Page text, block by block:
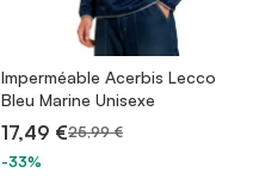
Imperméable Acerbis Lecco
Bleu Marine Unisexe
17,49 €25,99 €
-33%